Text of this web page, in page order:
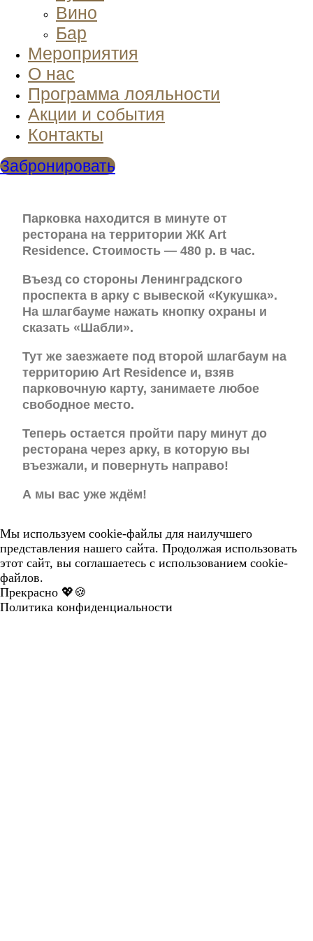
Вино
Бар
Мероприятия
О нас
Программа лояльности
Акции и события
Контакты
Забронировать
Парковка находится в минуте от
ресторана на территории ЖК Art
Residence. Стоимость — 480 р. в час.
Въезд со стороны Ленинградского
проспекта в арку с вывеской «Кукушка».
На шлагбауме нажать кнопку охраны и
сказать «Шабли».
Тут же заезжаете под второй шлагбаум на
территорию Art Residence и, взяв
парковочную карту, занимаете любое
свободное место.
Теперь остается пройти пару минут до
ресторана через арку, в которую вы
въезжали, и повернуть направо!
А мы вас уже ждём!
Мы используем cookie-файлы для наилучшего
представления нашего сайта. Продолжая использовать
этот сайт, вы соглашаетесь с использованием cookie-
файлов.
Прекрасно 💖🍪
Политика конфиденциальности